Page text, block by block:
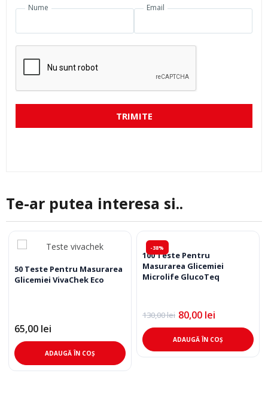
Nume Email
TRIMITE
Te-ar putea interesa si..
50 Teste Pentru Masurarea
Glicemiei VivaChek Eco
65,00 lei
ADAUGĂ ÎN COȘ
-38%
100 Teste Pentru
Masurarea Glicemiei
Microlife GlucoTeq
130,00lei
Prețul
inițial
a
fost:
130,00 lei.
80,00 lei
Prețul
curent
este:
80,00 lei.
ADAUGĂ ÎN COȘ